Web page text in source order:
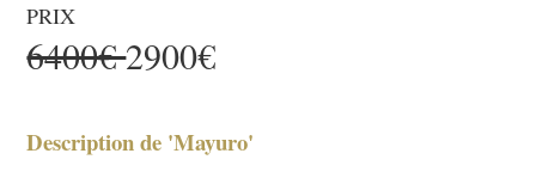
PRIX
6400€2900€
Description de 'Mayuro'